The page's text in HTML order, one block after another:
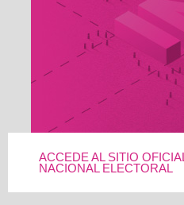
ACCEDE AL SITIO
NACIONAL ELECTORAL